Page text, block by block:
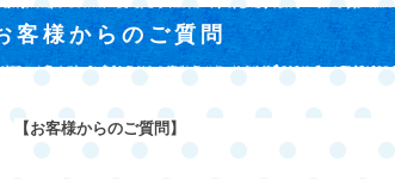
客様からのご質問
【お客様からのご質問】